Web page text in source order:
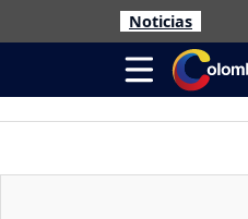
Noticias